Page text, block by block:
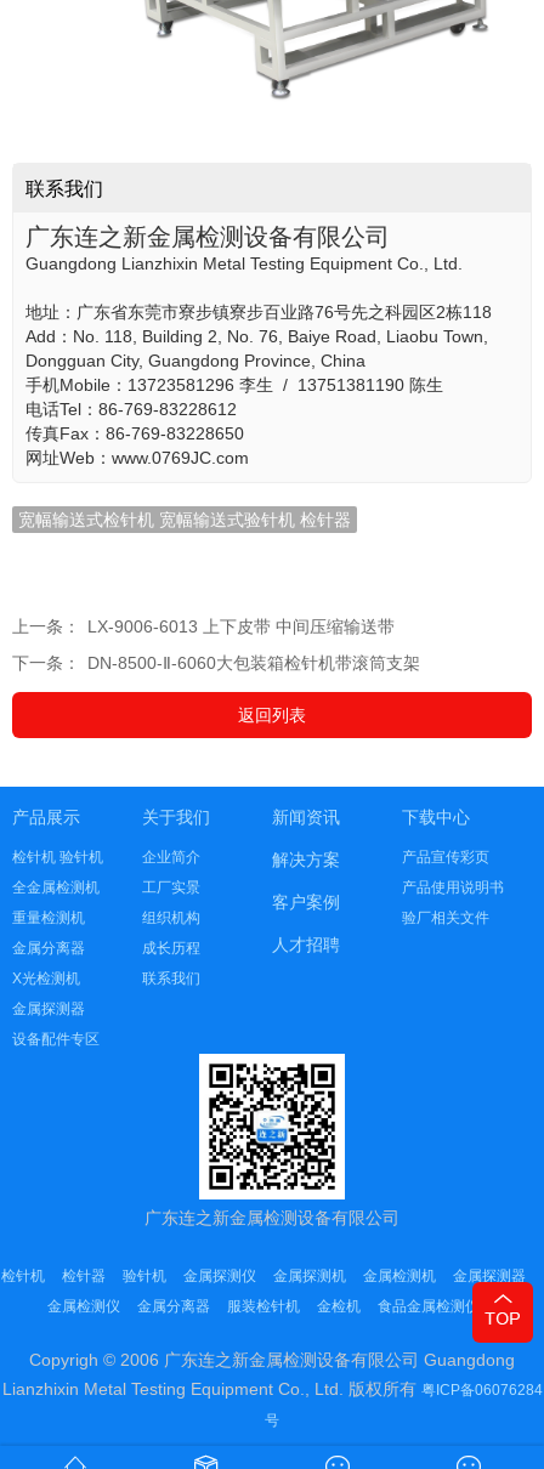
联系我们
广东连之新金属检测设备有限公司
Guangdong Lianzhixin Metal Testing Equipment Co., Ltd.
地址：广东省东莞市寮步镇寮步百业路76号先之科园区2栋118
Add：No. 118, Building 2, No. 76, Baiye Road, Liaobu Town,
Dongguan City, Guangdong Province, China
手机Mobile：13723581296 李生 / 13751381190 陈生
电话Tel：86-769-83228612
传真Fax：86-769-83228650
网址Web：www.0769JC.com
宽幅输送式检针机 宽幅输送式验针机 检针器
上一条：
LX-9006-6013 上下皮带 中间压缩输送带
下一条：
DN-8500-Ⅱ-6060大包装箱检针机带滚筒支架
返回列表
产品展示
检针机 验针机
全金属检测机
重量检测机
金属分离器
X光检测机
金属探测器
设备配件专区
关于我们
企业简介
工厂实景
组织机构
成长历程
联系我们
新闻资讯
解决方案
客户案例
人才招聘
下载中心
产品宣传彩页
产品使用说明书
验厂相关文件
广东连之新金属检测设备有限公司
检针机 检针器 验针机 金属探测仪 金属探测机 金属检测机
金属探测器
金属检测仪
金属分离器 服装检针机 金检机 食品金属检测仪
Copyrigh © 2006 广东连之新金属检测设备有限公司 Guangdong
Lianzhixin Metal Testing Equipment Co., Ltd. 版权所有 粤ICP备06076284
号